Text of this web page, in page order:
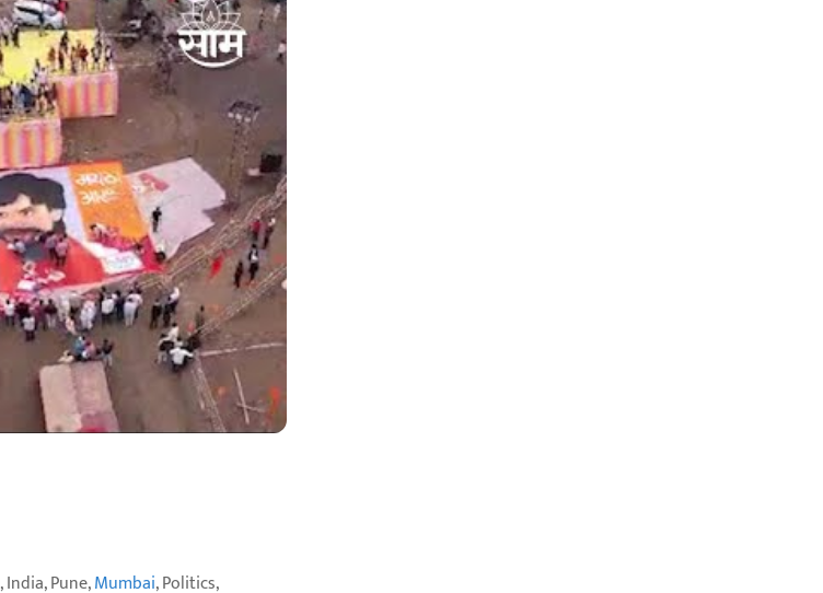
, India, Pune,Mumbai, Politics,